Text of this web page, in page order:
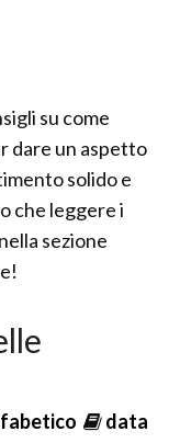
su come
dare un aspetto
solido e
che leggere i
sezione
data